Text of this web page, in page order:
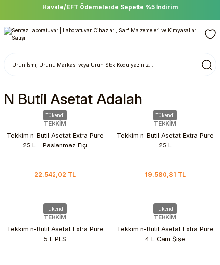
Havale/EFT Ödemelerde Sepette %5 İndirim
N Butil Asetat Adalah
Tükendi
TEKKİM
Tekkim n-Butil Asetat Extra Pure
25 L - Paslanmaz Fıçı
22.542,02 TL
Tükendi
TEKKİM
Tekkim n-Butil Asetat Extra Pure
25 L
19.580,81 TL
Tükendi
TEKKİM
Tekkim n-Butil Asetat Extra Pure
5 L PLS
Tükendi
TEKKİM
Tekkim n-Butil Asetat Extra Pure
4 L Cam Şişe